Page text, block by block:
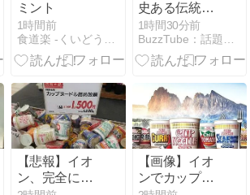
ミント
1時間前
史ある伝統工
芸品の風鈴 涼
やかな音でひ
とときの涼 栃
(2026年8月9
日)
1時間30分前
【悲報】イオ
ン、完全にヤ
【画像】イオ
ンでカップヌ